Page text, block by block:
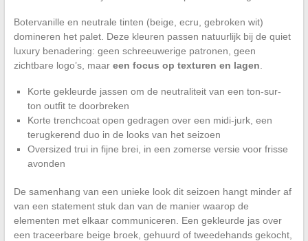
Botervanille en neutrale tinten (beige, ecru, gebroken wit)
domineren het palet. Deze kleuren passen natuurlijk bij de quiet
luxury benadering: geen schreeuwerige patronen, geen
zichtbare logo’s, maar een focus op texturen en lagen
Korte gekleurde jassen om de neutraliteit van een ton-sur-
ton outfit te doorbreken
Korte trenchcoat open gedragen over een midi-jurk, een
terugkerend duo in de looks van het seizoen
Oversized trui in fijne brei, in een zomerse versie voor frisse
avonden
De samenhang van een unieke look dit seizoen hangt minder af
van een statement stuk dan van de manier waarop de
elementen met elkaar communiceren. Een gekleurde jas over
een traceerbare beige broek, gehuurd of tweedehands gekocht,